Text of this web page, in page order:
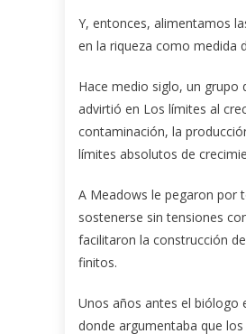
Y, entonces, alimentamos
en la riqueza como medida
Hace medio siglo, un
advirtió en Los límites al
contaminación, la
límites absolutos de
A Meadows le pegaron por
sostenerse sin tensiones
facilitaron la construcción
finitos.
Unos años antes el biólogo
donde argumentaba que